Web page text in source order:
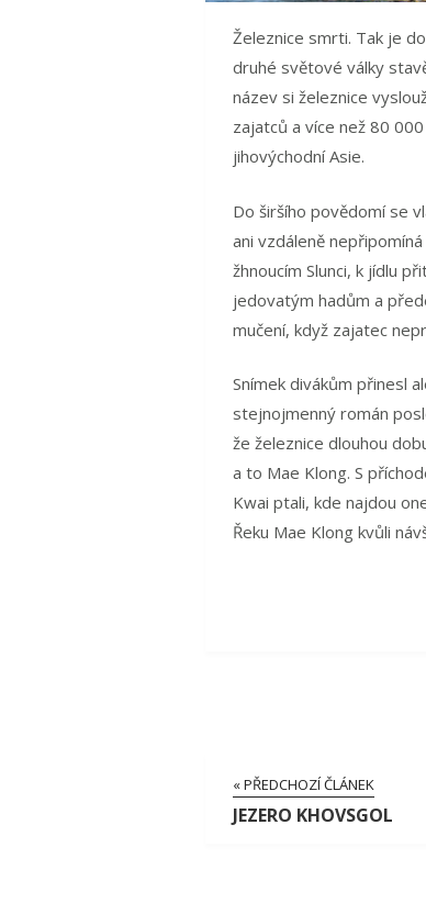
Železnice smrti. Tak je
druhé světové války
název si železnice
zajatců a více než 80
jihovýchodní Asie.
Do širšího povědomí se
ani vzdáleně
žhnoucím Slunci, k jídlu
jedovatým hadům a
mučení, když zajatec
Snímek divákům přinesl
stejnojmenný román
že železnice dlouhou
a to Mae Klong. S
Kwai ptali, kde najdou
Řeku Mae Klong kvůli
« PŘEDCHOZÍ ČLÁNEK
JEZERO KHOVSGOL